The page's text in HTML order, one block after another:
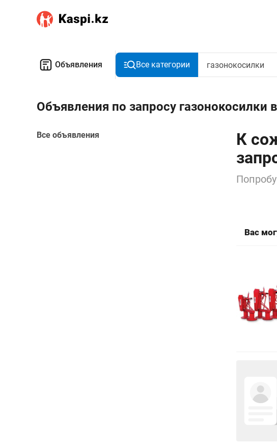
Объявления Все категории
Объявления по запросу газонокосилки
Все объявления
К
Вас